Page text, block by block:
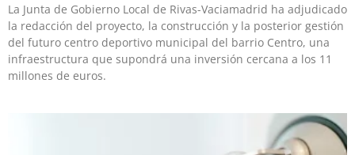
La Junta de Gobierno Local de Rivas-Vaciamadrid ha adjudicado
la redacción del proyecto, la construcción y la posterior gestión
del futuro centro deportivo municipal del barrio Centro, una
infraestructura que supondrá una inversión cercana a los 11
millones de euros.